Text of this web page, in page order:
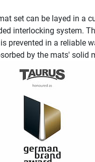
set can be layed in a
interlocking system.
prevented in a reliable
by the mats' solid